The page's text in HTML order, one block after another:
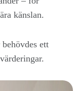
känslan.
ett